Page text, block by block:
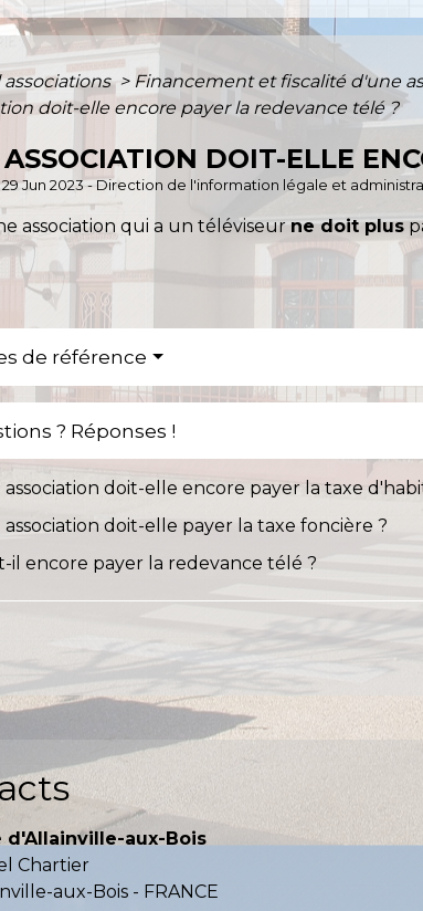
associations> Financement et fiscalité d'une
doit-elle encore payer la redevance télé ?
DOIT-ELLE
Jun 2023 - Direction de l'information légale et
association qui a un téléviseurne doit plus
de référence
? Réponses !
association doit-elle encore payer la taxe
association doit-elle payer la taxe foncière ?
il encore payer la redevance télé ?
d'Allainville-aux-Bois
Chartier
aux-Bois - FRANCE